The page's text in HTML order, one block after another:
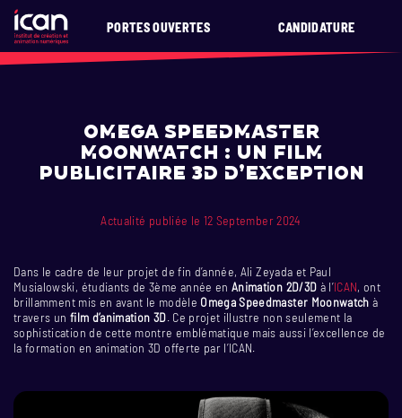
PORTES OUVERTES CANDIDATURE
Omega Speedmaster
Moonwatch : Un film
publicitaire 3D d’exception
Actualité publiée le 12 September 2024
Dans le cadre de leur projet de fin d’année, Ali Zeyada et Paul
Musialowski, étudiants de 3ème année enAnimation 2D/3D à l’ICAN, ont
brillamment mis en avant le modèle Omega Speedmaster Moonwatch à
travers un film d’animation 3D. Ce projet illustre non seulement la
sophistication de cette montre emblématique mais aussi l’excellence de
la formation en animation 3D offerte par l’ICAN.